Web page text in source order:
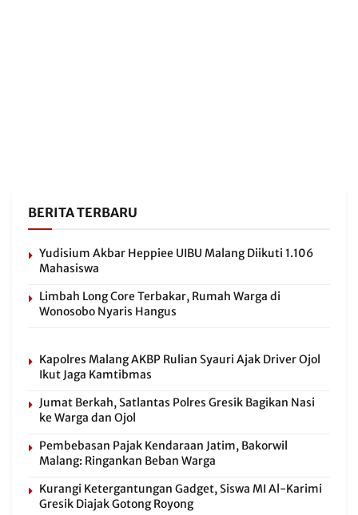
BERITA TERBARU
Yudisium Akbar Heppiee UIBU Malang Diikuti 1.106
Mahasiswa
Limbah Long Core Terbakar, Rumah Warga di
Wonosobo Nyaris Hangus
Kapolres Malang AKBP Rulian Syauri Ajak Driver Ojol
Ikut Jaga Kamtibmas
Jumat Berkah, Satlantas Polres Gresik Bagikan Nasi
ke Warga dan Ojol
Pembebasan Pajak Kendaraan Jatim, Bakorwil
Malang: Ringankan Beban Warga
Kurangi Ketergantungan Gadget, Siswa MI Al-Karimi
Gresik Diajak Gotong Royong